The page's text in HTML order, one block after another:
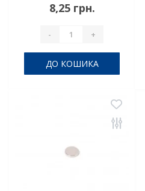
8,25 грн.
- +
ДО КОШИКА